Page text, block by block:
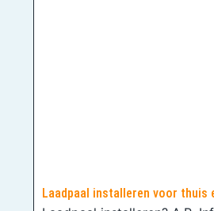
Laadpaal installeren voor thuis